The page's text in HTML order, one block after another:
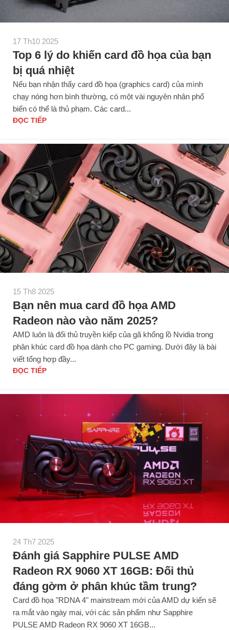
17 Th10 2025
Top 6 lý do khiến card đồ họa của bạn
bị quá nhiệt
Nếu bạn nhận thấy card đồ họa (graphics card) của mình
chạy nóng hơn bình thường, có một vài nguyên nhân phổ
biến có thể là thủ phạm. Các card...
ĐỌC TIẾP
15 Th8 2025
Bạn nên mua card đồ họa AMD
Radeon nào vào năm 2025?
AMD luôn là đối thủ truyền kiếp của gã khổng lồ Nvidia trong
phân khúc card đồ họa dành cho PC gaming. Dưới đây là bài
viết tổng hợp đầy...
ĐỌC TIẾP
24 Th7 2025
Đánh giá Sapphire PULSE AMD
Radeon RX 9060 XT 16GB: Đối thủ
đáng gờm ở phân khúc tầm trung?
Card đồ họa "RDNA 4" mainstream mới của AMD dự kiến sẽ
ra mắt vào ngày mai, với các sản phẩm như Sapphire
PULSE AMD Radeon RX 9060 XT 16GB...